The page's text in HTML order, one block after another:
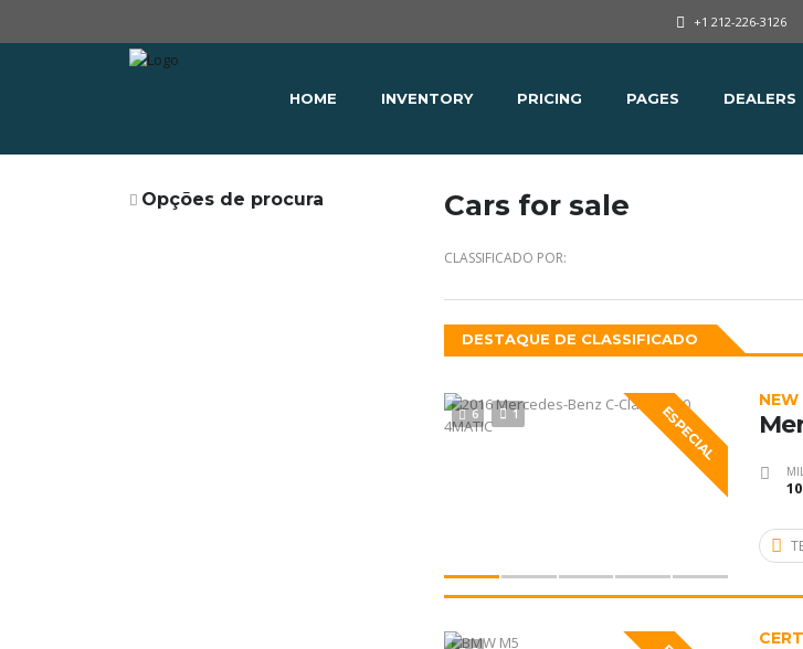
+1 212-226-3126
HOME INVENTORY PRICING PAGES DEALERS
Opções de procura Cars for sale
CLASSIFICADO POR:
DESTAQUE DE CLASSIFICADO
6 1 ESPECIAL
NEW